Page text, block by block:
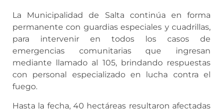
La Municipalidad de Salta continúa en forma
permanente con guardias especiales y cuadrillas,
para intervenir en todos los casos de
emergencias comunitarias que ingresan
mediante llamado al 105, brindando respuestas
con personal especializado en lucha contra el
fuego.
Hasta la fecha, 40 hectáreas resultaron afectadas